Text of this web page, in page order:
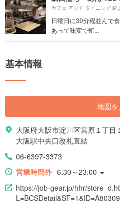
カフェ アンド ダイニング 糀
日曜日に30分程並んで
あって味変で斬...
基本情報
地図を
大阪府大阪市淀川区宮原１丁
大阪駅中央口改札直結
06-6397-3373
営業時間外 6:30～23:00
https://job-gear.jp/hhr/